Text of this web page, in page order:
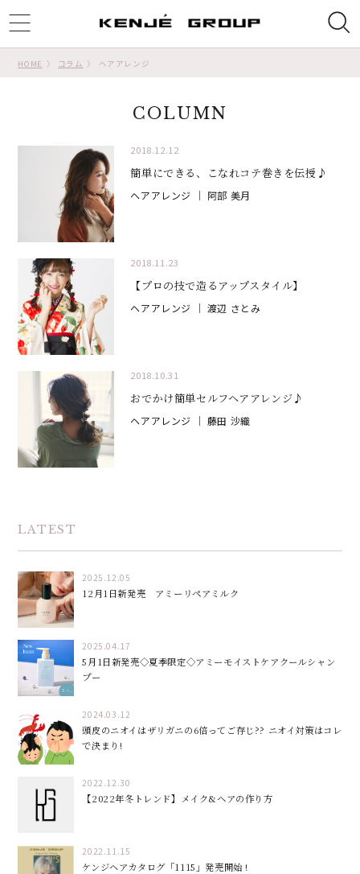
HOME コラム ヘアアレンジ
COLUMN
2018.12.12
簡単にできる、こなれコテ巻きを伝授♪
ヘアアレンジ ｜ 阿部 美月
2018.11.23
【プロの技で造るアップスタイル】
ヘアアレンジ ｜ 渡辺 さとみ
2018.10.31
おでかけ簡単セルフヘアアレンジ♪
ヘアアレンジ ｜ 藤田 沙織
LATEST
2025.12.05
12月1日新発売 アミーリペアミルク
2025.04.17
5月1日新発売◇夏季限定◇アミーモイストケアクールシャン
プー
2024.03.12
頭皮のニオイはザリガニの6倍ってご存じ?? ニオイ対策はコレ
で決まり!
2022.12.30
【2022年冬トレンド】メイク&ヘアの作り方
2022.11.15
ケンジヘアカタログ「1115」発売開始 !